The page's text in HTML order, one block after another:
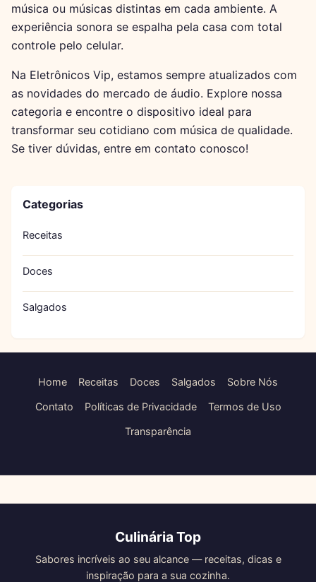
música ou músicas distintas em cada ambiente. A
experiência sonora se espalha pela casa com total
controle pelo celular.
Na Eletrônicos Vip, estamos sempre atualizados com
as novidades do mercado de áudio. Explore nossa
categoria e encontre o dispositivo ideal para
transformar seu cotidiano com música de qualidade.
Se tiver dúvidas, entre em contato conosco!
Categorias
Receitas
Doces
Salgados
Home Receitas Doces Salgados Sobre Nós
Contato Políticas de Privacidade Termos de Uso
Transparência
Culinária Top
Sabores incríveis ao seu alcance — receitas, dicas e
inspiração para a sua cozinha.